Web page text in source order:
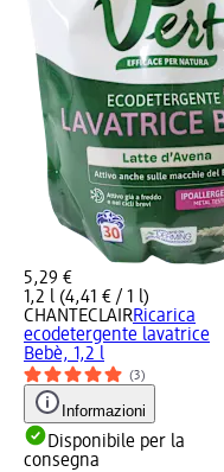
5,29 €
1,2 l (4,41 € / 1 l)
CHANTECLAIRRicarica
ecodetergente lavatrice
Bebè, 1,2 l
(3)
Informazioni
Disponibile per la
consegna